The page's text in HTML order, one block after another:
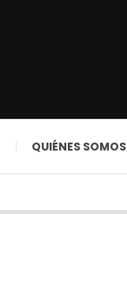
QUIÉNES SOMOS